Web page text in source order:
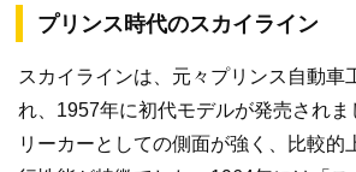
プリンス時代のスカイライン
スカイラインは、元々プリンス自動車
れ、1957年に初代モデルが発売されま
リーカーとしての側面が強く、比較的